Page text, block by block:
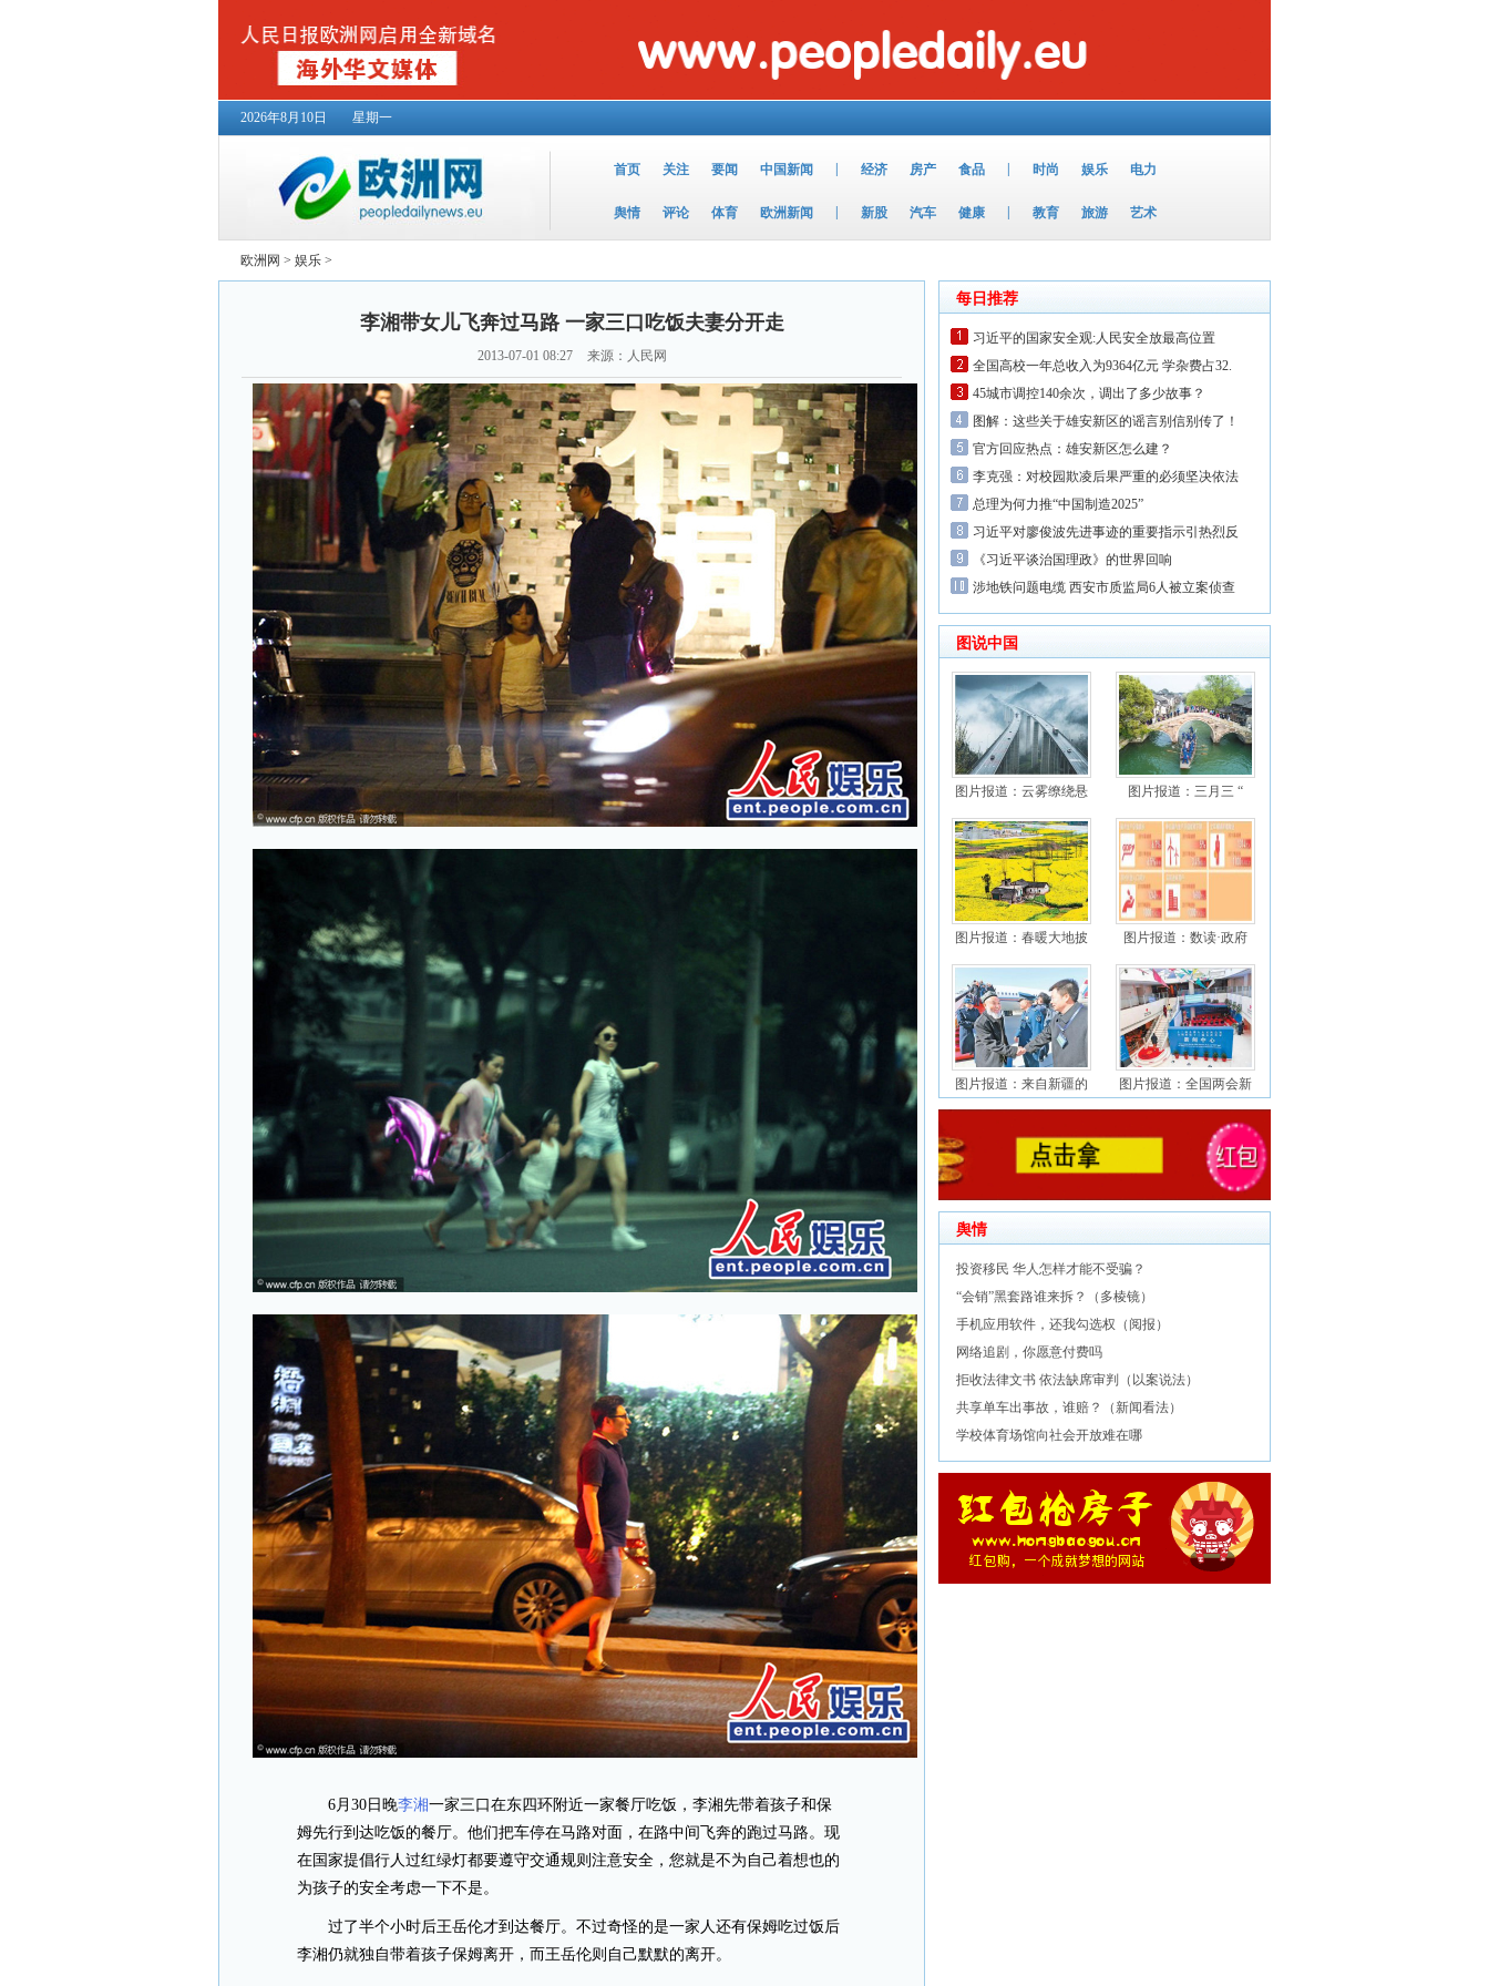
2026年8月10日 星期一
首页 关注 要闻 中国新闻 经济 房产 食品 时尚 娱乐 电力
舆情 评论 体育 欧洲新闻 新股 汽车 健康 教育 旅游 艺术
欧洲网 > 娱乐 >
李湘带女儿飞奔过马路 一家三口吃饭夫妻分开走
2013-07-01 08:27 来源：人民网
6月30日晚李湘一家三口在东四环附近一家餐厅吃饭，李湘先带着孩子和保
姆先行到达吃饭的餐厅。他们把车停在马路对面，在路中间飞奔的跑过马路。现
在国家提倡行人过红绿灯都要遵守交通规则注意安全，您就是不为自己着想也的
为孩子的安全考虑一下不是。
过了半个小时后王岳伦才到达餐厅。不过奇怪的是一家人还有保姆吃过饭后
李湘仍就独自带着孩子保姆离开，而王岳伦则自己默默的离开。
每日推荐
习近平的国家安全观:人民安全放最高位置
全国高校一年总收入为9364亿元 学杂费占32.
45城市调控140余次，调出了多少故事？
图解：这些关于雄安新区的谣言别信别传了！
官方回应热点：雄安新区怎么建？
李克强：对校园欺凌后果严重的必须坚决依法
总理为何力推“中国制造2025”
习近平对廖俊波先进事迹的重要指示引热烈反
《习近平谈治国理政》的世界回响
涉地铁问题电缆 西安市质监局6人被立案侦查
图说中国
图片报道：云雾缭绕悬 图片报道：三月三 “
图片报道：春暖大地披 图片报道：数读·政府
图片报道：来自新疆的 图片报道：全国两会新
舆情
投资移民 华人怎样才能不受骗？
“会销”黑套路谁来拆？（多棱镜）
手机应用软件，还我勾选权（阅报）
网络追剧，你愿意付费吗
拒收法律文书 依法缺席审判（以案说法）
共享单车出事故，谁赔？（新闻看法）
学校体育场馆向社会开放难在哪